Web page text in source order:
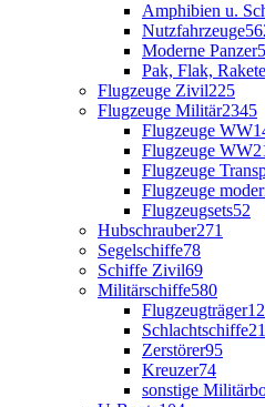
Amphibien u.
Nutzfahrzeuge
Moderne Panzer
Pak, Flak,
Flugzeuge Zivil225
Flugzeuge Militär2345
Flugzeuge WW1
Flugzeuge WW2
Flugzeuge
Flugzeuge
Flugzeugsets52
Hubschrauber271
Segelschiffe78
Schiffe Zivil69
Militärschiffe580
Flugzeugträger
Schlachtschiffe
Zerstörer95
Kreuzer74
sonstige